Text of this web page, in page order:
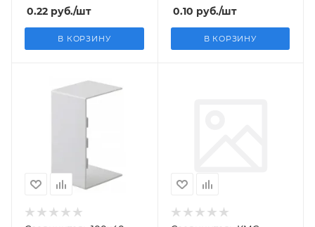
0.22 руб./шт
В КОРЗИНУ
0.10 руб./шт
В КОРЗИНУ